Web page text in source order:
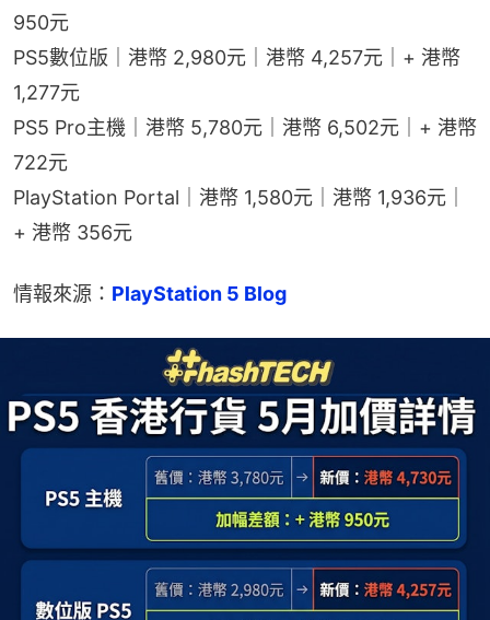
950元
PS5數位版｜港幣 2,980元｜港幣 4,257元｜+ 港幣
1,277元
PS5 Pro主機｜港幣 5,780元｜港幣 6,502元｜+ 港幣
722元
PlayStation Portal｜港幣 1,580元｜港幣 1,936元｜
+ 港幣 356元
情報來源： PlayStation 5 Blog